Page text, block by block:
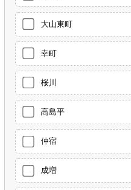
大山東町
幸町
桜川
高島平
仲宿
成増